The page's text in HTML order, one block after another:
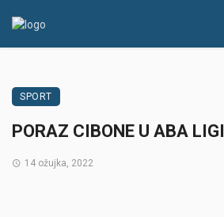
SPORT
PORAZ CIBONE U ABA LIGI
14 ožujka, 2022